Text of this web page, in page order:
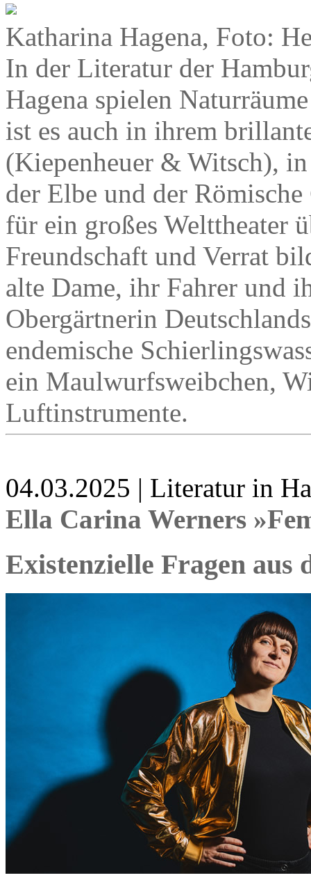
Katharina Hagena, Foto:
In der Literatur der
Hagena spielen
ist es auch in ihrem
(Kiepenheuer & Witsch),
der Elbe und der
für ein großes Welttheater
Freundschaft und Verrat
alte Dame, ihr Fahrer und
Obergärtnerin
endemische
ein Maulwurfsweibchen,
Luftinstrumente.
04.03.2025 | Literatur in
Ella Carina Werners
Existenzielle Fragen aus